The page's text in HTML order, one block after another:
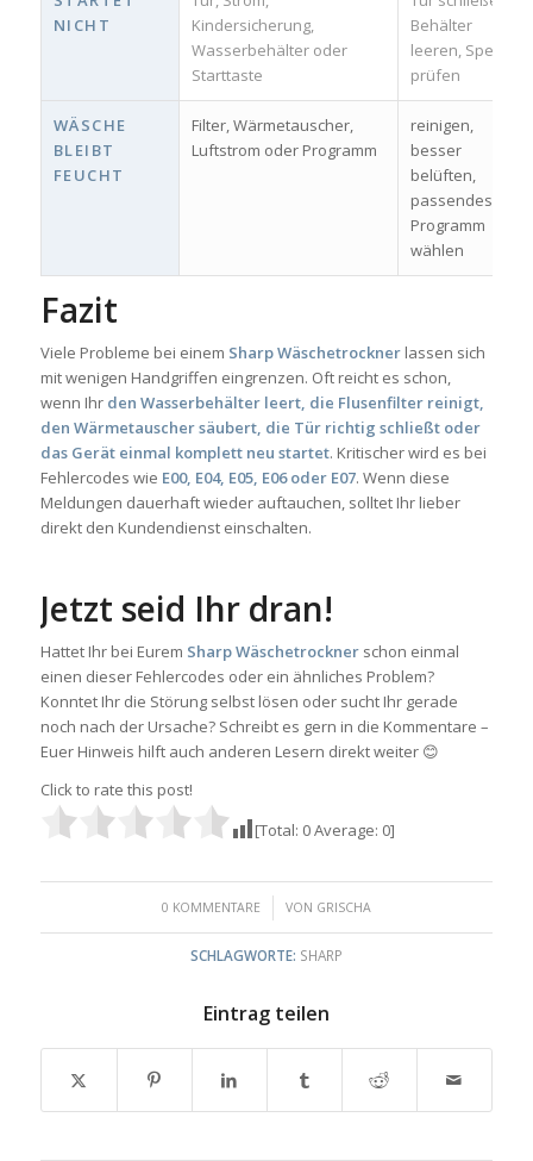
NICHT
Kindersicherung,
Wasserbehälter oder
Starttaste
Behälter
leeren, Sperre
prüfen
WÄSCHE
BLEIBT
FEUCHT
Filter, Wärmetauscher,
Luftstrom oder Programm
reinigen,
besser
belüften,
passendes
Programm
wählen
Fazit
Viele Probleme bei einem Sharp Wäschetrocknerlassen sich
mit wenigen Handgriffen eingrenzen. Oft reicht es schon,
wenn Ihr den Wasserbehälter leert, die Flusenfilter reinigt,
den Wärmetauscher säubert, die Tür richtig schließt oder
das Gerät einmal komplett neu startet. Kritischer wird es bei
Fehlercodes wie E00, E04, E05, E06 oder E07. Wenn diese
Meldungen dauerhaft wieder auftauchen, solltet Ihr lieber
direkt den Kundendienst einschalten.
Jetzt seid Ihr dran!
Hattet Ihr bei Eurem Sharp Wäschetrocknerschon einmal
einen dieser Fehlercodes oder ein ähnliches Problem?
Konntet Ihr die Störung selbst lösen oder sucht Ihr gerade
noch nach der Ursache? Schreibt es gern in die Kommentare –
Euer Hinweis hilft auch anderen Lesern direkt weiter 😊
Click to rate this post!
[Total: 0Average: 0]
0 KOMMENTARE
/ VON GRISCHA
SCHLAGWORTE: SHARP
Eintrag teilen